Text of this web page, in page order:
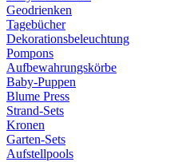
Geodrienken
Tagebücher
Dekorationsbeleuchtung
Pompons
Aufbewahrungskörbe
Baby-Puppen
Blume Press
Strand-Sets
Kronen
Garten-Sets
Aufstellpools